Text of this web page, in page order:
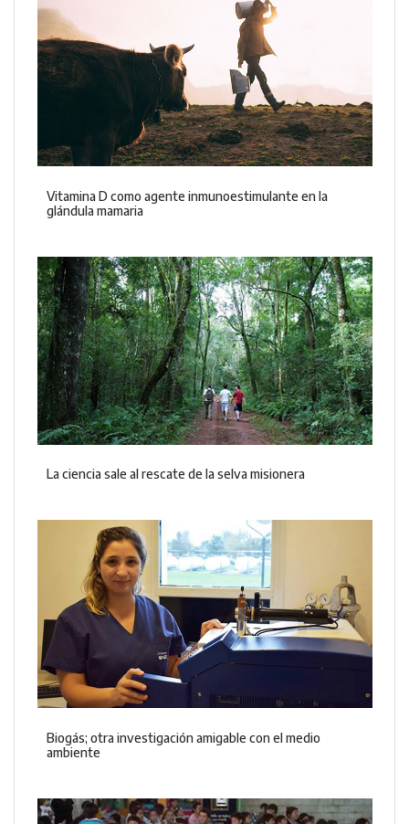
Vitamina D como agente inmunoestimulante en la
glándula mamaria
La ciencia sale al rescate de la selva misionera
Biogás; otra investigación amigable con el medio
ambiente